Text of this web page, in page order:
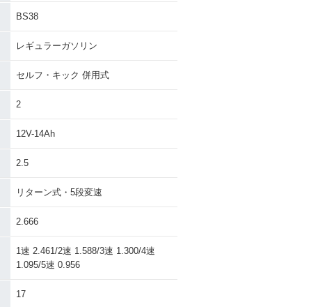
BS38
レギュラーガソリン
セルフ・キック 併用式
2
12V-14Ah
2.5
リターン式・5段変速
2.666
1速 2.461/2速 1.588/3速 1.300/4速
1.095/5速 0.956
17